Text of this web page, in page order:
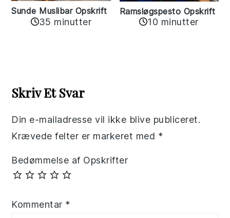
Sunde Muslibar Opskrift
35 minutter
Ramsløgspesto Opskrift
10 minutter
Interactions
Skriv Et Svar
Din e-mailadresse vil ikke blive publiceret.
Krævede felter er markeret med *
Bedømmelse af Opskrifter
Kommentar *